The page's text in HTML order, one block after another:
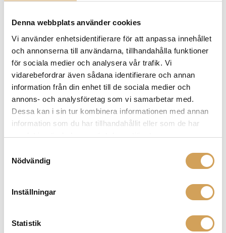
Denna webbplats använder cookies
Vi använder enhetsidentifierare för att anpassa innehållet
och annonserna till användarna, tillhandahålla funktioner
för sociala medier och analysera vår trafik. Vi
vidarebefordrar även sådana identifierare och annan
information från din enhet till de sociala medier och
annons- och analysföretag som vi samarbetar med.
Dessa kan i sin tur kombinera informationen med annan
information som du har tillhandahållit eller som de har
samlat in när du har använt deras tjänster.
Nödvändig
Inställningar
Statistik
och dynamik. Scrolla ned för att ta del av hela vårt
Relaterade produkter
USB-kabel